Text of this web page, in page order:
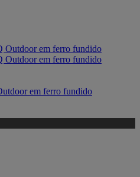
em ferro fundido